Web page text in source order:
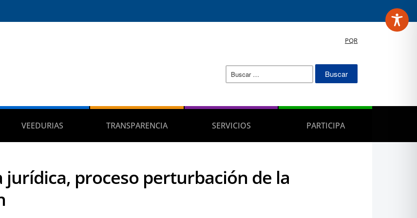
PQR
Buscar:
VEEDURIAS TRANSPARENCIA SERVICIOS PARTICIPA
jurídica, proceso perturbación de la